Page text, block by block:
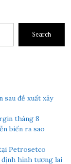
Search
đề xuất xây
tháng 8
biến ra sao
Petrosetco
định hình tương lai